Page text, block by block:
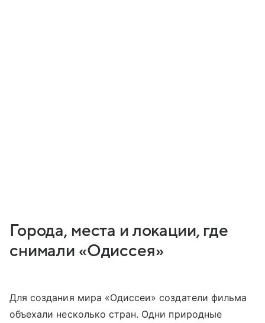
Города, места и локации, где
снимали «Одиссея»
Для создания мира «Одиссеи» создатели фильма
объехали несколько стран. Одни природные